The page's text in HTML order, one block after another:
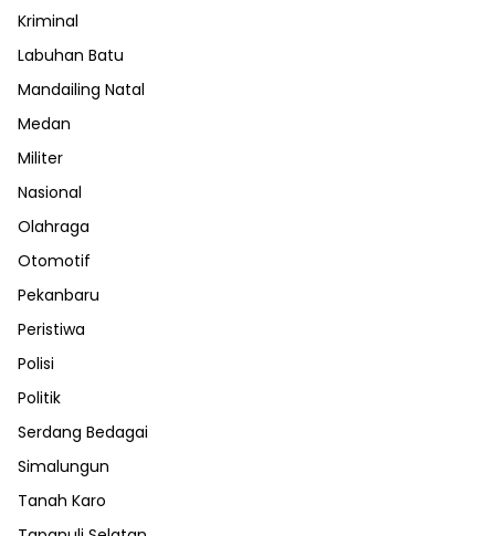
Kriminal
Labuhan Batu
Mandailing Natal
Medan
Militer
Nasional
Olahraga
Otomotif
Pekanbaru
Peristiwa
Polisi
Politik
Serdang Bedagai
Simalungun
Tanah Karo